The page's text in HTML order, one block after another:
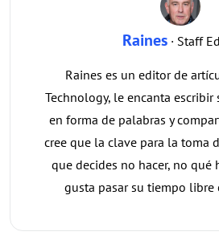
Raines· Staff
Raines es un editor de
Technology, le encanta escribir
en forma de palabras y
cree que la clave para la toma
que decides no hacer, no qué
gusta pasar su tiempo libre